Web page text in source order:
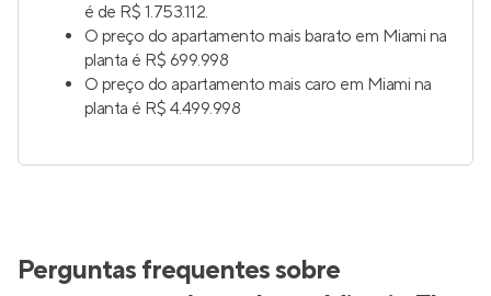
é de R$ 1.753.112.
O preço do apartamento mais barato em Miami na
planta é R$ 699.998
O preço do apartamento mais caro em Miami na
planta é R$ 4.499.998
Perguntas frequentes sobre